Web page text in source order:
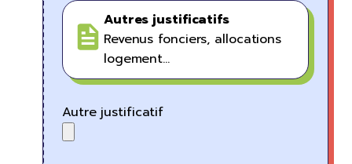
Autres justificatifs
Revenus fonciers, allocations
logement…
Autre justificatif